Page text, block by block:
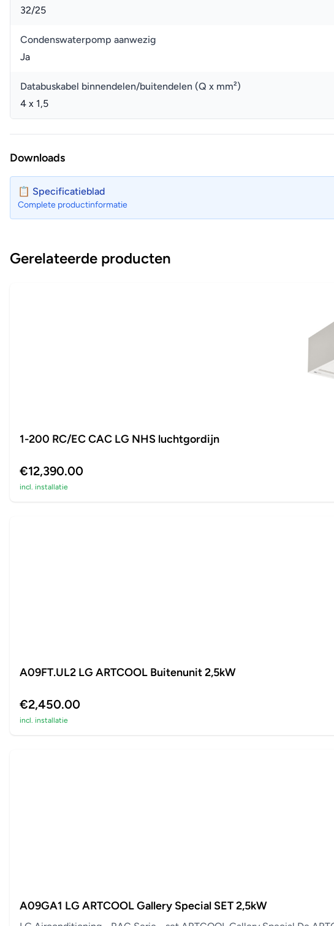
32/25
Condenswaterpomp aanwezig
Ja
Databuskabel binnendelen/buitendelen (Q x mm²)
4 x 1,5
Downloads
📋 Specificatieblad
Complete productinformatie
Gerelateerde producten
1-200 RC/EC CAC LG NHS luchtgordijn
€12,390.00
incl. installatie
A09FT.UL2 LG ARTCOOL Buitenunit 2,5kW
€2,450.00
incl. installatie
A09GA1 LG ARTCOOL Gallery Special SET 2,5kW